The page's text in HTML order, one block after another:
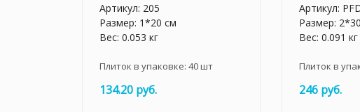
Артикул: 205
Размер: 1*20 см
Вес: 0.053 кг
Плиток в упаковке: 40шт
134.20 руб.
Артикул:
Размер:
Вес: 0.091 кг
Плиток в
246 руб.